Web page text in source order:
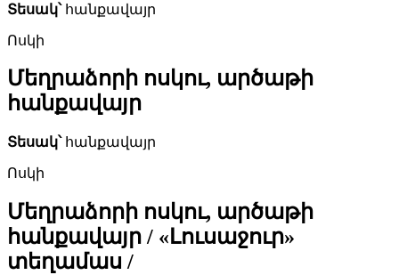
Տեսակ՝հանքավայր
Ոսկի
Մեղրաձորի ոսկու, արծաթի
հանքավայր
Տեսակ՝հանքավայր
Ոսկի
Մեղրաձորի ոսկու, արծաթի
հանքավայր / «Լուսաջուր»
տեղամաս /